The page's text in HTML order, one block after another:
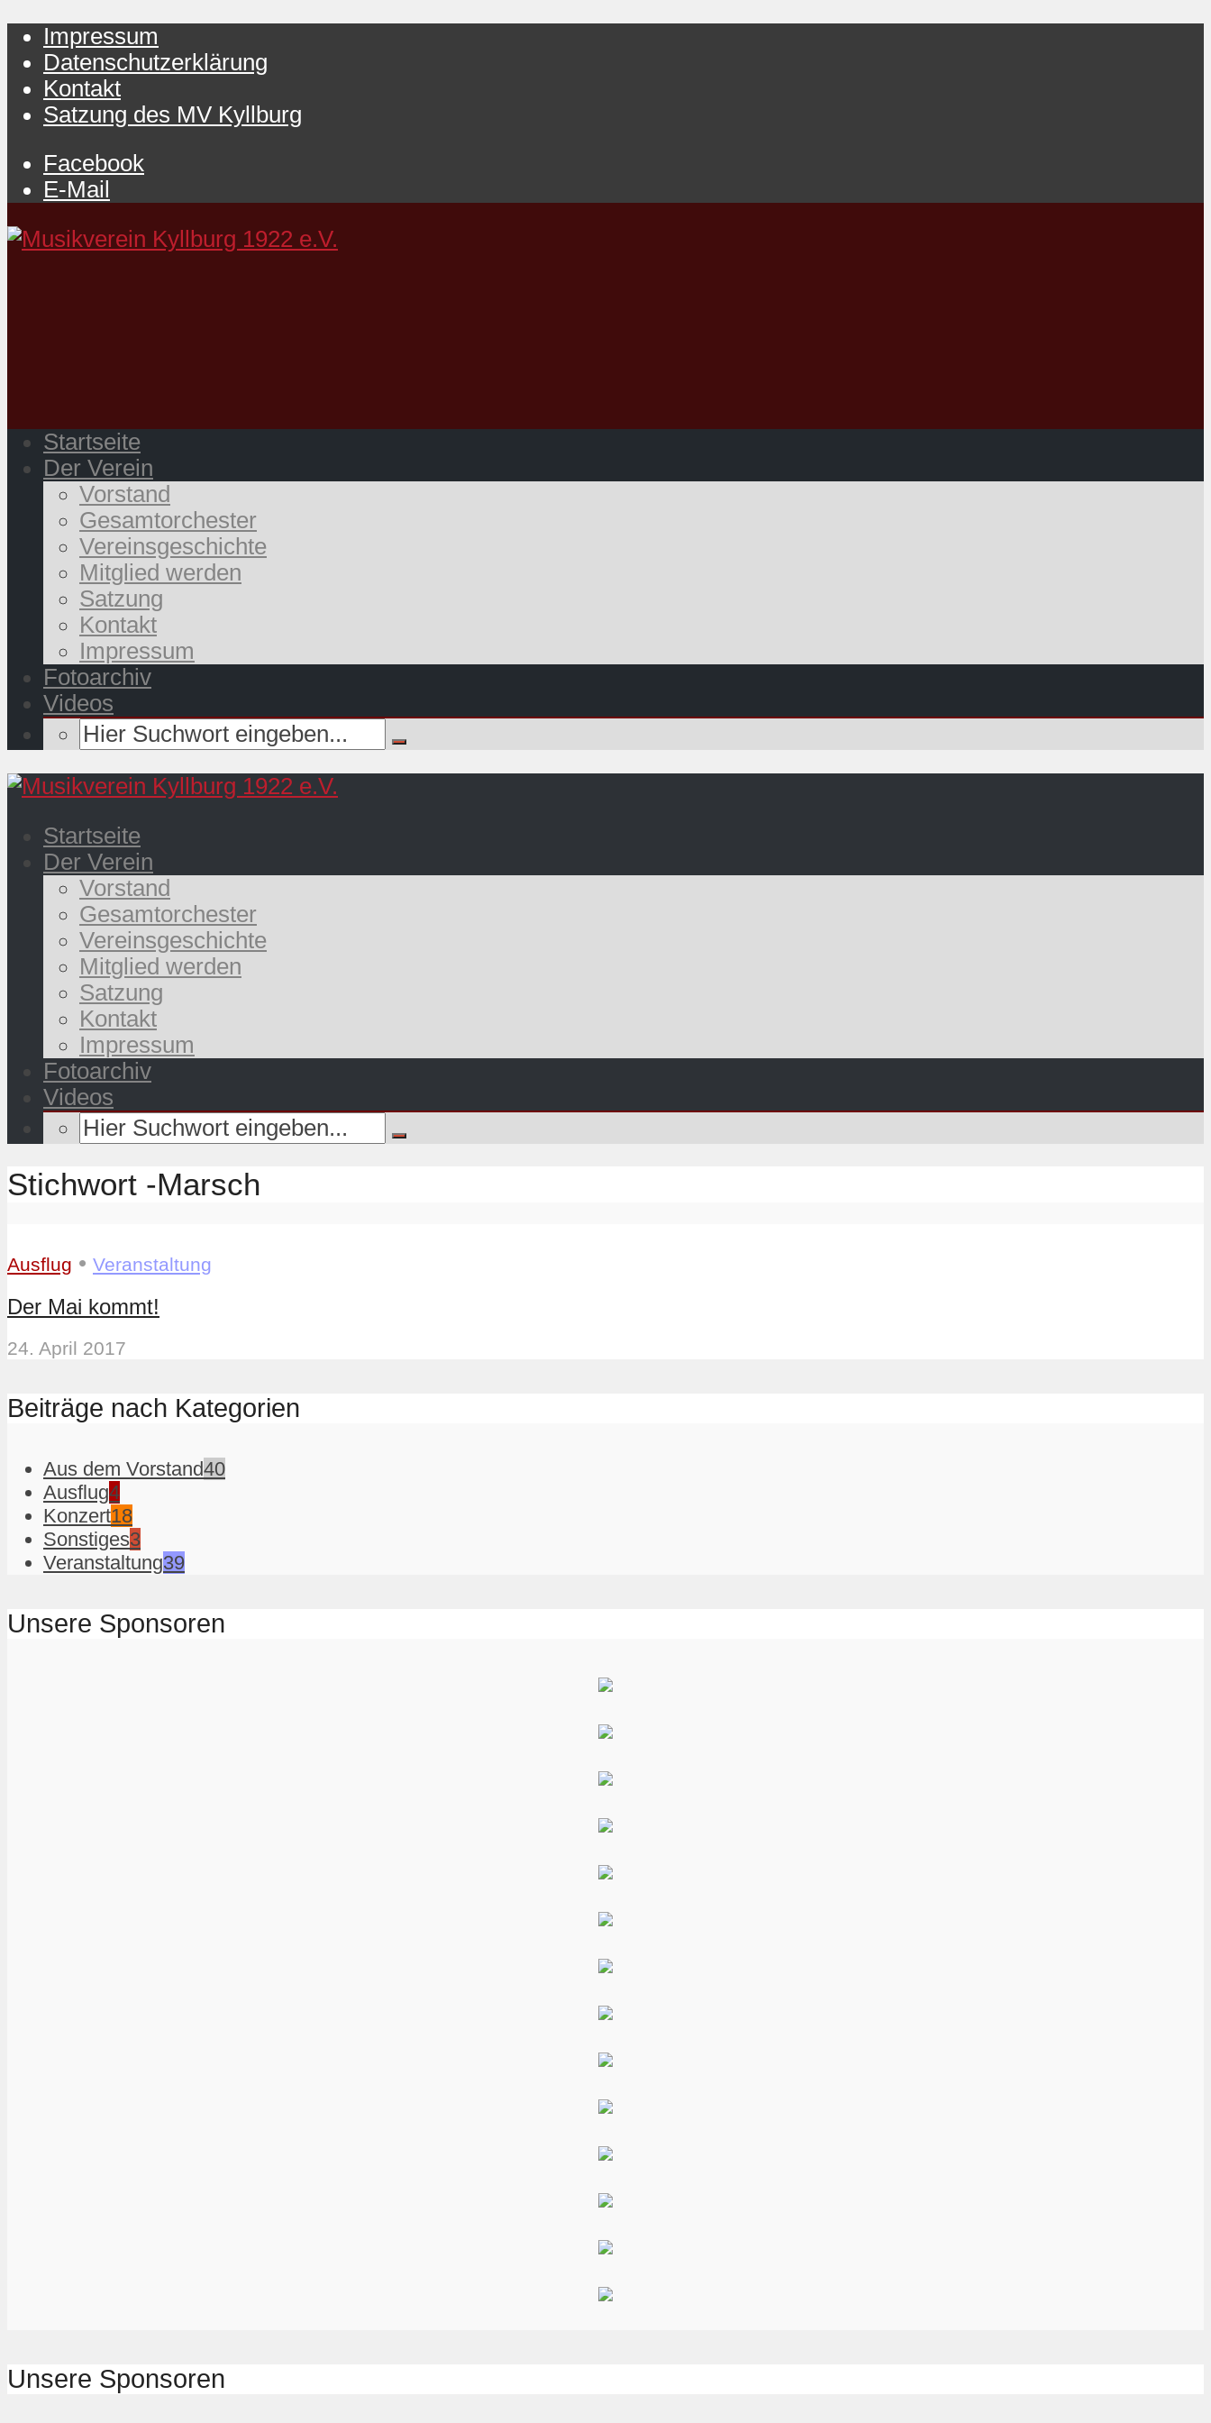
Impressum
Datenschutzerklärung
Kontakt
Satzung des MV Kyllburg
Facebook
E-Mail
Startseite
Der Verein
Vorstand
Gesamtorchester
Vereinsgeschichte
Mitglied werden
Satzung
Kontakt
Impressum
Fotoarchiv
Videos
Startseite
Der Verein
Vorstand
Gesamtorchester
Vereinsgeschichte
Mitglied werden
Satzung
Kontakt
Impressum
Fotoarchiv
Videos
Stichwort -Marsch
Ausflug • Veranstaltung
Der Mai kommt!
24. April 2017
Beiträge nach Kategorien
Aus dem Vorstand40
Ausflug4
Konzert18
Sonstiges3
Veranstaltung39
Unsere Sponsoren
Unsere Sponsoren